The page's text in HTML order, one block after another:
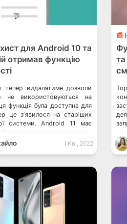
💬
для Android 10 та
отримав функцію
тепер видалятиме дозволи
не використовуються на
функція була доступна для
це зʼявилося на старіших
системи. Android 11 має
коли саме
ті чи інші застосунки. І
відкривав їх дуже довгий
1 Кві, 2022
📰
та